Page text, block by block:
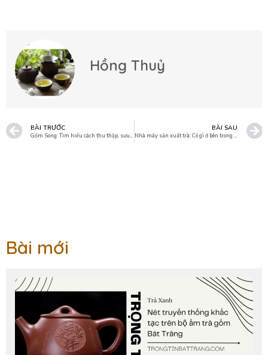
Hồng Thuỷ
BÀI TRƯỚC
Gốm Song: Tìm hiểu cách thu thập, sưu tầm các sản phẩm đồ gốm.
BÀI SAU
Nhà máy sản xuất trà: Có gì ở bên trong nơi sản xuất này
Bài mới